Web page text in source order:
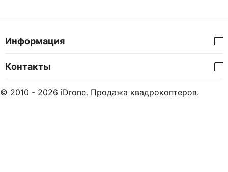
Информация
Контакты
© 2010 - 2026 iDrone. Продажа квадрокоптеров.